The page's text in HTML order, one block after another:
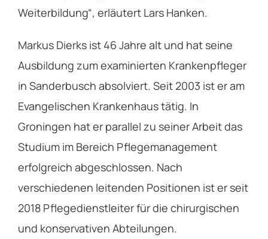
Weiterbildung“, erläutert Lars Hanken.
Markus Dierks ist 46 Jahre alt und hat seine
Ausbildung zum examinierten Krankenpfleger
in Sanderbusch absolviert. Seit 2003 ist er am
Evangelischen Krankenhaus tätig. In
Groningen hat er parallel zu seiner Arbeit das
Studium im Bereich Pflegemanagement
erfolgreich abgeschlossen. Nach
verschiedenen leitenden Positionen ist er seit
2018 Pflegedienstleiter für die chirurgischen
und konservativen Abteilungen.